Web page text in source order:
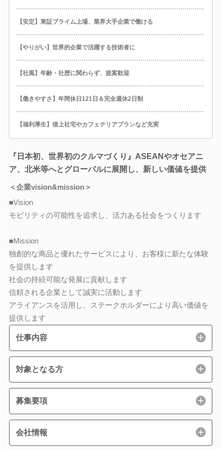
【安定】東証プライム上場、業界大手企業で働ける
【やりがい】世界的企業で活躍する技術者に
【社風】年齢・社歴に関わらず、提案歓迎
【働きやすさ】年間休日121日＆完全週休2日制
【福利厚生】借上社宅やカフェテリアプランなど充実
『日本初、世界初のクルマづくり』ASEANやオセアニ
ア、北米等へとグローバルに展開し、新しい価値を提供
＜企業vision&mission＞
■Vision
モビリティの可能性を追求し、活力ある社会をつくります
■Mission
独創的な商品と優れたサービスにより、お客様に新たな体験
を提供します
社会の持続可能な発展に貢献します
信頼される企業として誠実に活動します
アライアンスを活用し、ステークホルダーにより高い価値を
提供します
仕事内容
対象となる方
募集要項
会社情報